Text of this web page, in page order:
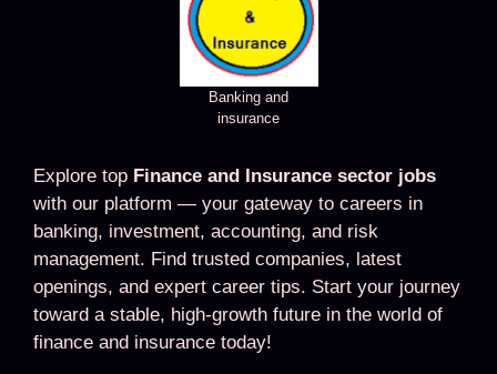
Banking and
insurance
Explore top Finance and Insurance sector jobs
with our platform — your gateway to careers in
banking, investment, accounting, and risk
management. Find trusted companies, latest
openings, and expert career tips. Start your journey
toward a stable, high-growth future in the world of
finance and insurance today!